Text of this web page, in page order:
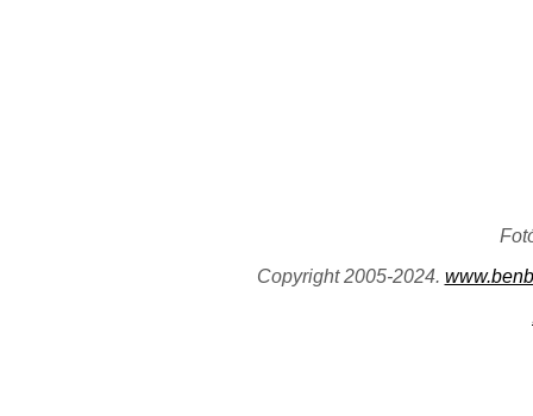
Copyright 2005-2024.